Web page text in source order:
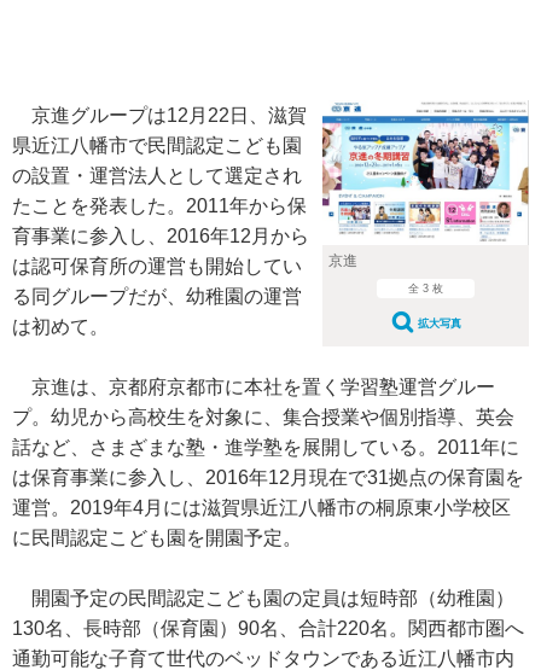
京進
全 3 枚
拡大写真
京進グループは12月22日、滋賀
県近江八幡市で民間認定こども園
の設置・運営法人として選定され
たことを発表した。2011年から保
育事業に参入し、2016年12月から
は認可保育所の運営も開始してい
る同グループだが、幼稚園の運営
は初めて。
京進は、京都府京都市に本社を置く学習塾運営グルー
プ。幼児から高校生を対象に、集合授業や個別指導、英会
話など、さまざまな塾・進学塾を展開している。2011年に
は保育事業に参入し、2016年12月現在で31拠点の保育園を
運営。2019年4月には滋賀県近江八幡市の桐原東小学校区
に民間認定こども園を開園予定。
開園予定の民間認定こども園の定員は短時部（幼稚園）
130名、長時部（保育園）90名、合計220名。関西都市圏へ
通勤可能な子育て世代のベッドタウンである近江八幡市内